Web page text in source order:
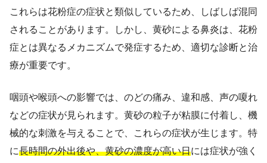
これらは花粉症の症状と類似しているため、しばしば混同
されることがあります。しかし、黄砂による鼻炎は、花粉
症とは異なるメカニズムで発症するため、適切な診断と治
療が重要です。
咽頭や喉頭への影響では、のどの痛み、違和感、声の嗄れ
などの症状が見られます。黄砂の粒子が粘膜に付着し、機
械的な刺激を与えることで、これらの症状が生じます。特
に長時間の外出後や、黄砂の濃度が高い日には症状が強く